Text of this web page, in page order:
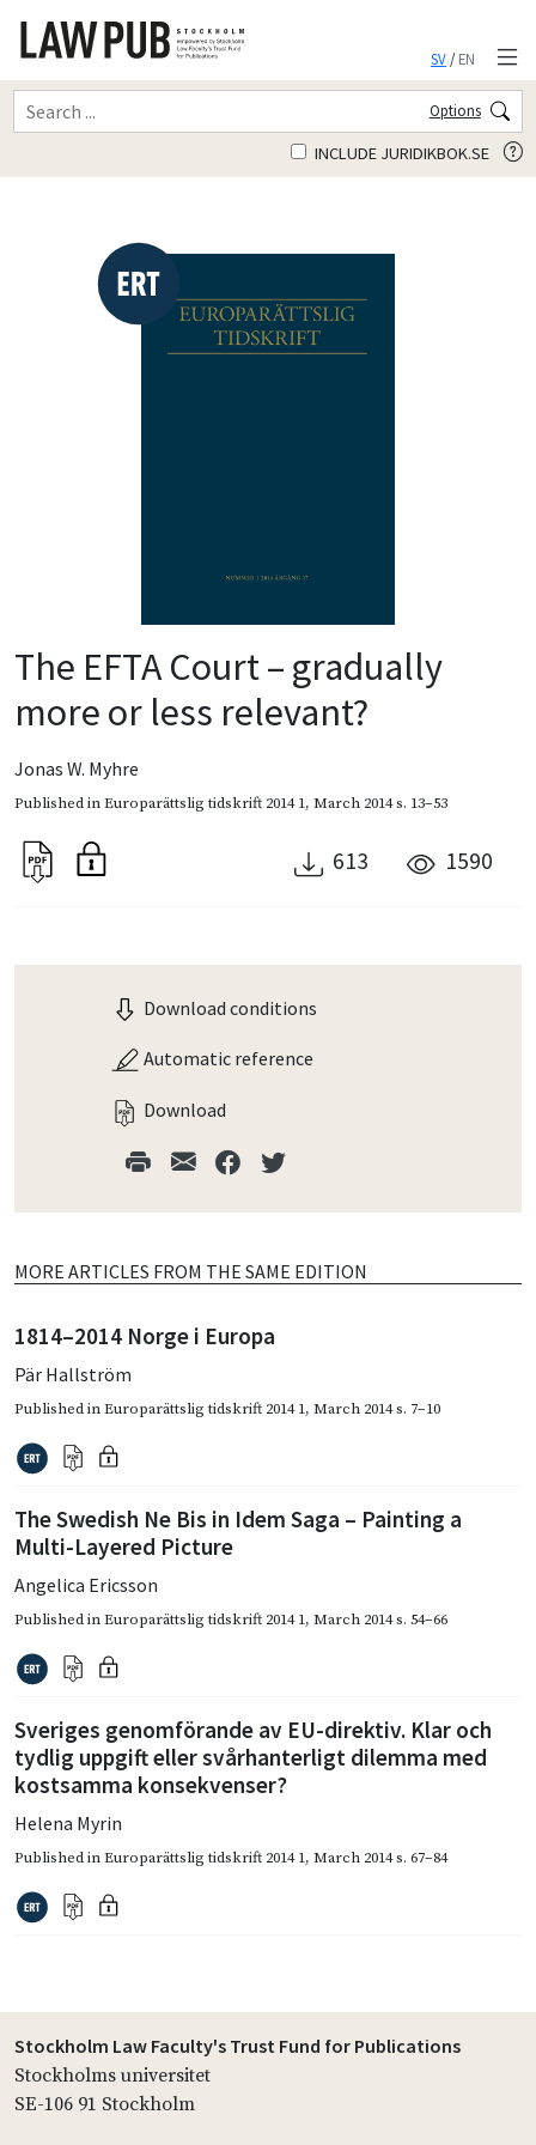
SV/EN
Options
INCLUDE JURIDIKBOK.SE
The EFTA Court – gradually
more or less relevant?
Jonas W. Myhre
Published inEuroparättslig tidskrift 2014 1, March 2014s. 13–53
613 1590
Download conditions
Automatic reference
Download
MORE ARTICLES FROM THE SAME EDITION
1814–2014 Norge i Europa
Pär Hallström
Published inEuroparättslig tidskrift 2014 1, March 2014s. 7–10
The Swedish Ne Bis in Idem Saga – Painting a
Multi-Layered Picture
Angelica Ericsson
Published inEuroparättslig tidskrift 2014 1, March 2014s. 54–66
Sveriges genomförande av EU-direktiv. Klar och
tydlig uppgift eller svårhanterligt dilemma med
kostsamma konsekvenser?
Helena Myrin
Published inEuroparättslig tidskrift 2014 1, March 2014s. 67–84
Stockholm Law Faculty's Trust Fund for Publications
Stockholms universitet
SE-106 91 Stockholm